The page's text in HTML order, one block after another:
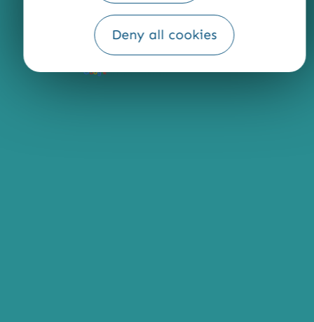
Deny all cookies
Fourni par
Traduction